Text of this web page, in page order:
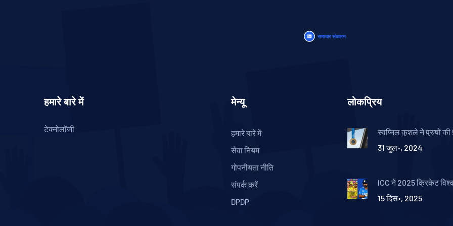
हमारे बारे में
टेक्नोलॉजी
मेन्यू
हमारे बारे में
सेवा नियम
गोपनीयता नीति
संपर्क करें
DPDP
लोकप्रिय
स्वप्निल कुशले ने पुरुषों की
किया स्थान
31 जुल॰, 2024
ICC ने 2025 क्रिकेट
पाकिस्तान मैच 5 अक्टूबर
15 दिस॰, 2025